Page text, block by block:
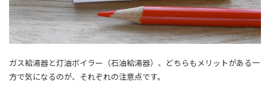
ガス給湯器と灯油ボイラー（石油給湯器）、どちらもメリットがある一
方で気になるのが、それぞれの注意点です。